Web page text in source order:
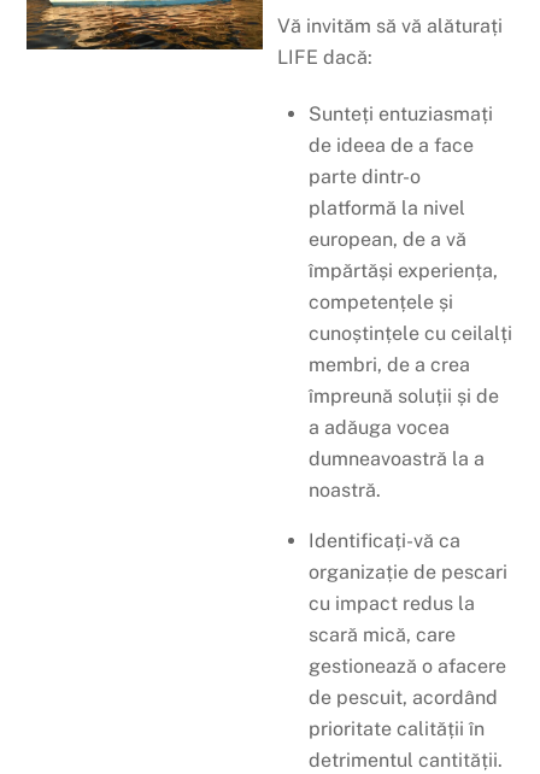
Vă invităm să vă alăturați
LIFE dacă:
Sunteți entuziasmați
de ideea de a face
parte dintr-o
platformă la nivel
european, de a vă
împărtăși experiența,
competențele și
cunoștințele cu ceilalți
membri, de a crea
împreună soluții și de
a adăuga vocea
dumneavoastră la a
noastră.
Identificați-vă ca
organizație de pescari
cu impact redus la
scară mică, care
gestionează o afacere
de pescuit, acordând
prioritate calității în
detrimentul cantității.